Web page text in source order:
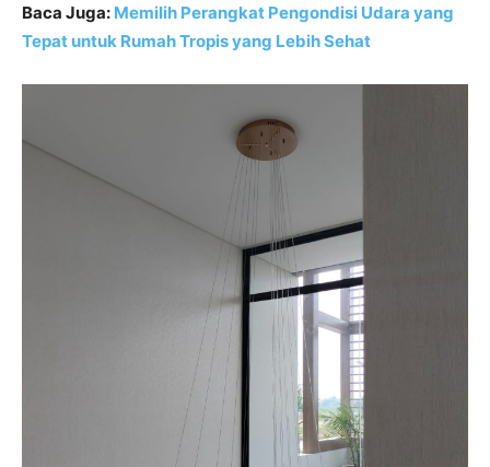
Baca Juga: Memilih Perangkat Pengondisi Udara yang
Tepat untuk Rumah Tropis yang Lebih Sehat